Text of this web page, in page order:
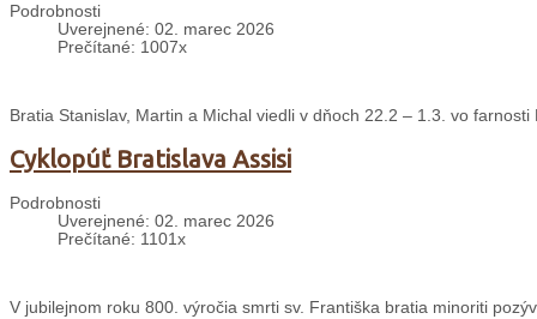
Podrobnosti
Uverejnené: 02. marec 2026
Prečítané: 1007x
Bratia Stanislav, Martin a Michal viedli v dňoch 22.2 – 1.3. vo
Cyklopúť Bratislava Assisi
Podrobnosti
Uverejnené: 02. marec 2026
Prečítané: 1101x
V jubilejnom roku 800. výročia smrti sv. Františka bratia minoriti